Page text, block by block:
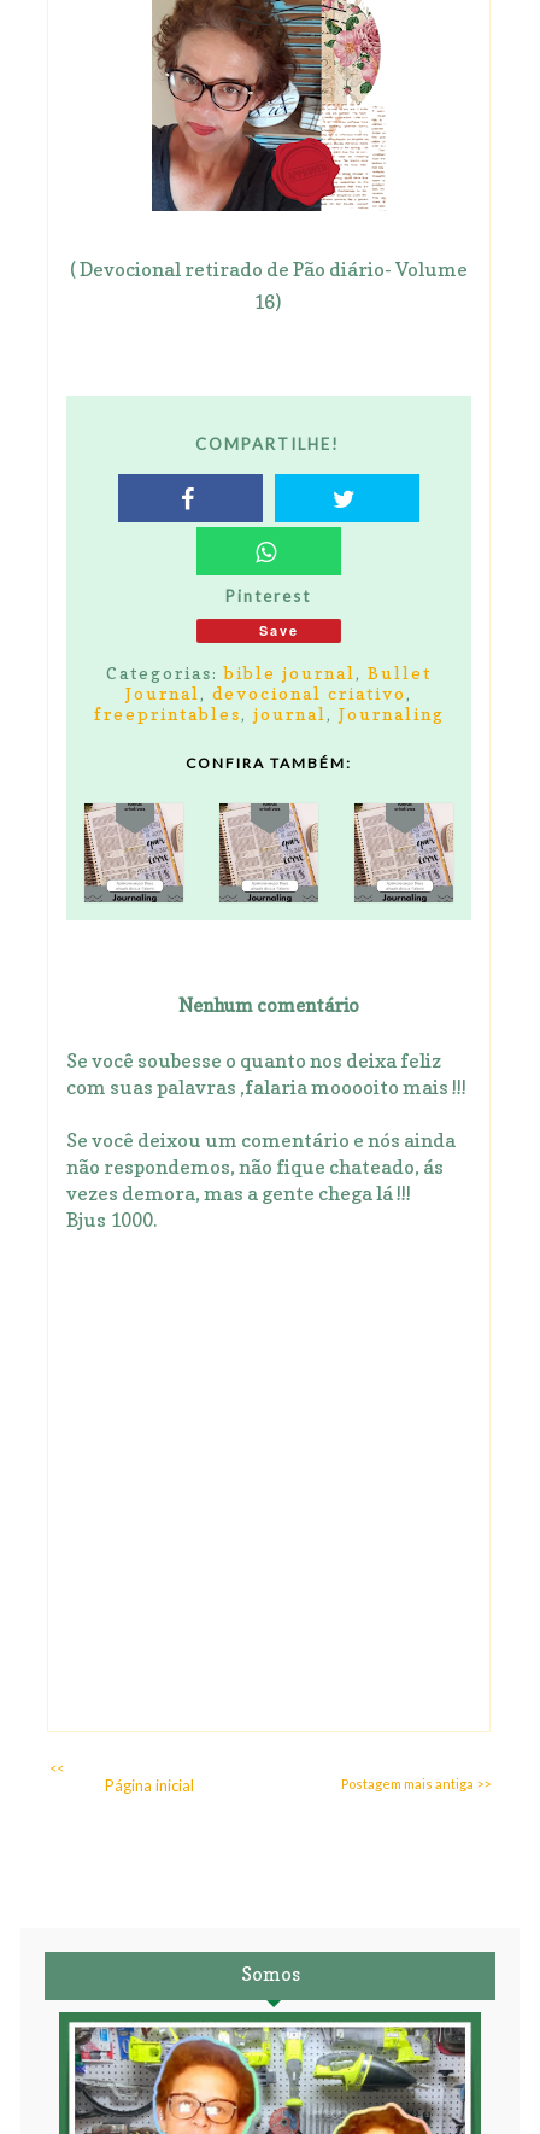
( Devocional retirado de Pão diário- Volume
16)
COMPARTILHE!
Pinterest
Save
Categorias:bible journal , Bullet
Journal , devocional criativo ,
freeprintables, journal , Journaling
CONFIRA TAMBÉM:
Nenhum comentário
Se você soubesse o quanto nos deixa feliz
com suas palavras ,falaria mooooito mais !!!
Se você deixou um comentário e nós ainda
não respondemos, não fique chateado, ás
vezes demora, mas a gente chega lá !!!
Bjus 1000.
<<
Postagem mais antiga >>
Página inicial
Somos